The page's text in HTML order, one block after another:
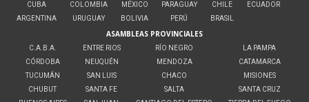
CUBA
ARGENTINA
COLOMBIA
URUGUAY
MÉXICO
BOLIVIA
PARAGUAY
PERÚ
CHILE
BRASIL
ECUADOR
ASAMBLEAS PROVINCIALES
C.A.B.A.
CÓRDOBA
TUCUMÁN
CHUBUT
ENTRE RIOS
NEUQUÉN
SAN LUIS
SANTA FE
RÍO NEGRO
MENDOZA
CHACO
SALTA
LA PAMPA
CATAMARCA
MISIONES
SANTA CRUZ